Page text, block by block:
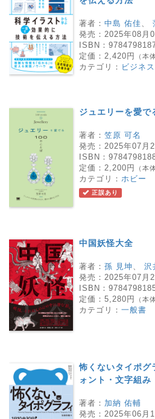
著者： 中島 佑佳
発売： 2025年08月
ISBN：
定価： 2,420円 （本
カテゴリ： ビジネ
ジュエリーを愛
著者： 笠原 可名
発売： 2025年07月
ISBN：
定価： 2,200円 （本
カテゴリ： ホビー
正誤あり
中国妖怪大全
著者： 孫 見坤 、 沢
発売： 2025年07月
ISBN：
定価： 5,280円 （本
カテゴリ： 一般書
怖くないタイポ
ォント・文字組み
著者： 加納 佑輔
発売： 2025年06月